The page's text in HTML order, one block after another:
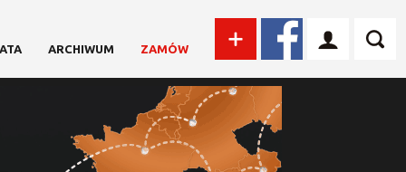
ARCHIWUM ZAMÓW